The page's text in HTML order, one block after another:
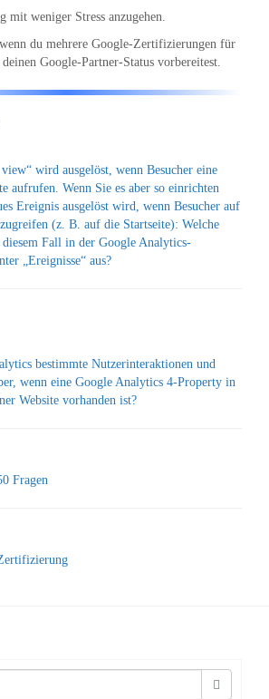
mit weniger Stress anzugehen.
du mehrere Google-Zertifizierungen für
Google-Partner-Status vorbereitest.
wird ausgelöst, wenn Besucher eine
aufrufen. Wenn Sie es aber so einrichten
Ereignis ausgelöst wird, wenn Besucher auf
(z. B. auf die Startseite): Welche
Fall in der Google Analytics-
„Ereignisse“ aus?
bestimmte Nutzerinteraktionen und
wenn eine Google Analytics 4-Property in
Website vorhanden ist?
Fragen